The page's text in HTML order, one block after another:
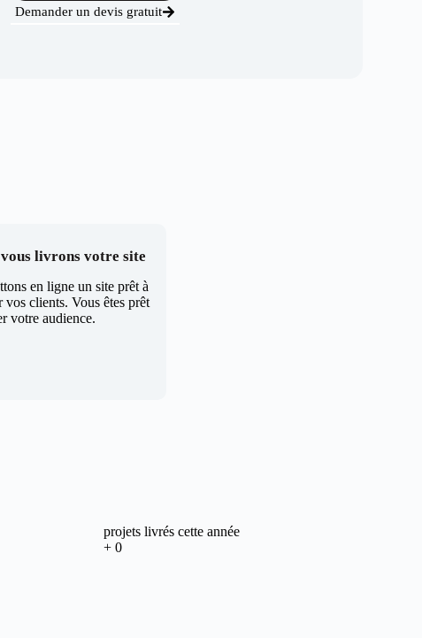
Demander un devis gratuit
vous livrons votre site
en ligne un site prêt à
vos clients. Vous êtes prêt
votre audience.
projets livrés cette année
+ 0